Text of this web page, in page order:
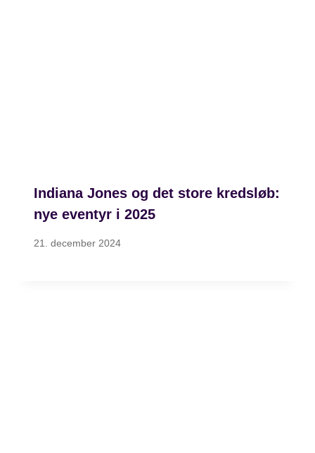
Indiana Jones og det store kredsløb:
nye eventyr i 2025
21. december 2024